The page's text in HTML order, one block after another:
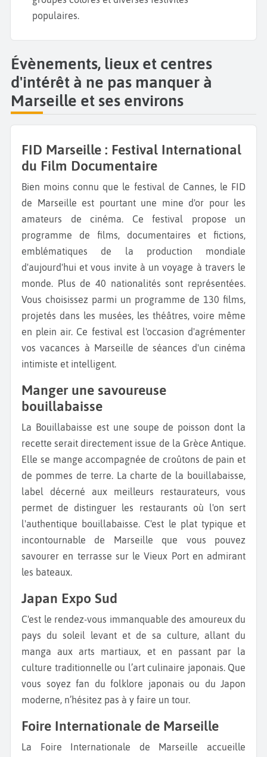
populaires.
Évènements, lieux et centres
d'intérêt à ne pas manquer à
Marseille et ses environs
FID Marseille : Festival International
du Film Documentaire
Bien moins connu que le festival de Cannes, le FID
de Marseille est pourtant une mine d'or pour les
amateurs de cinéma. Ce festival propose un
programme de films, documentaires et fictions,
emblématiques de la production mondiale
d'aujourd'hui et vous invite à un voyage à travers le
monde. Plus de 40 nationalités sont représentées.
Vous choisissez parmi un programme de 130 films,
projetés dans les musées, les théâtres, voire même
en plein air. Ce festival est l'occasion d'agrémenter
vos vacances à Marseille de séances d'un cinéma
intimiste et intelligent.
Manger une savoureuse
bouillabaisse
La Bouillabaisse est une soupe de poisson dont la
recette serait directement issue de la Grèce Antique.
Elle se mange accompagnée de croûtons de pain et
de pommes de terre. La charte de la bouillabaisse,
label décerné aux meilleurs restaurateurs, vous
permet de distinguer les restaurants où l'on sert
l'authentique bouillabaisse. C'est le plat typique et
incontournable de Marseille que vous pouvez
savourer en terrasse sur le Vieux Port en admirant
les bateaux.
Japan Expo Sud
C'est le rendez-vous immanquable des amoureux du
pays du soleil levant et de sa culture, allant du
manga aux arts martiaux, et en passant par la
culture traditionnelle ou l’art culinaire japonais. Que
vous soyez fan du folklore japonais ou du Japon
moderne, n’hésitez pas à y faire un tour.
Foire Internationale de Marseille
La Foire Internationale de Marseille accueille